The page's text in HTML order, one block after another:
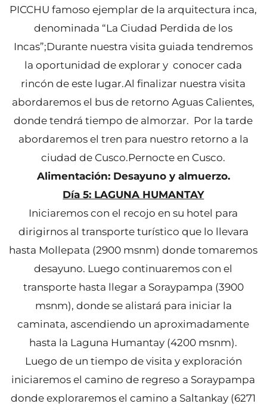
PICCHU famoso ejemplar de la arquitectura inca,
denominada “La Ciudad Perdida de los
Incas”;Durante nuestra visita guiada tendremos
la oportunidad de explorar y conocer cada
rincón de este lugar.Al finalizar nuestra visita
abordaremos el bus de retorno Aguas Calientes,
donde tendrá tiempo de almorzar. Por la tarde
abordaremos el tren para nuestro retorno a la
ciudad de Cusco.Pernocte en Cusco.
Alimentación: Desayuno y almuerzo.
Día 5: LAGUNA HUMANTAY
Iniciaremos con el recojo en su hotel para
dirigirnos al transporte turístico que lo llevara
hasta Mollepata (2900 msnm) donde tomaremos
desayuno. Luego continuaremos con el
transporte hasta llegar a Soraypampa (3900
msnm), donde se alistará para iniciar la
caminata, ascendiendo un aproximadamente
hasta la Laguna Humantay (4200 msnm).
Luego de un tiempo de visita y exploración
iniciaremos el camino de regreso a Soraypampa
donde exploraremos el camino a Saltankay (6271